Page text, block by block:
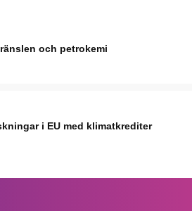
och petrokemi
i EU med klimatkrediter